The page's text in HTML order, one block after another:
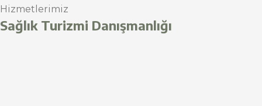
Hizmetlerimiz
Sağlık Turizmi Danışmanlığı